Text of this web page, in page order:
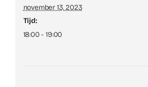
november 13, 2023
Tijd:
18:00 - 19:00